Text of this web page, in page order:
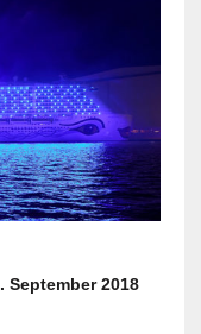
September 2018